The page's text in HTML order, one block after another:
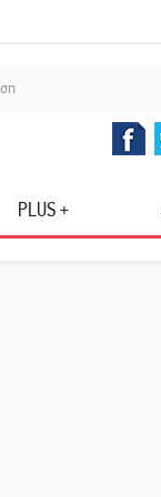
PLUS +